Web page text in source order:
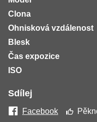
Clona
Ohnisková vzdálenost
Blesk
Čas expozice
ISO
Sdílej
Facebook